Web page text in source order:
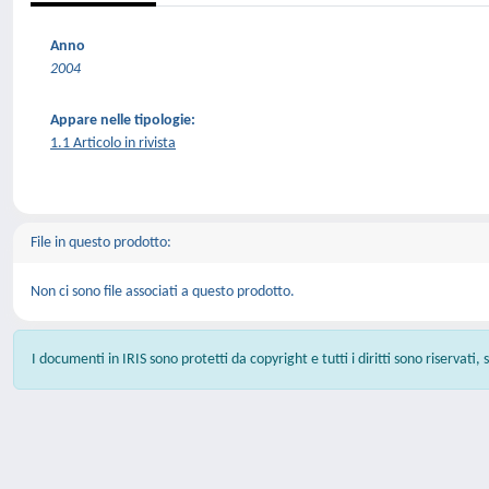
Anno
2004
Appare nelle tipologie:
1.1 Articolo in rivista
File in questo prodotto:
Non ci sono file associati a questo prodotto.
I documenti in IRIS sono protetti da copyright e tutti i diritti sono riservati,